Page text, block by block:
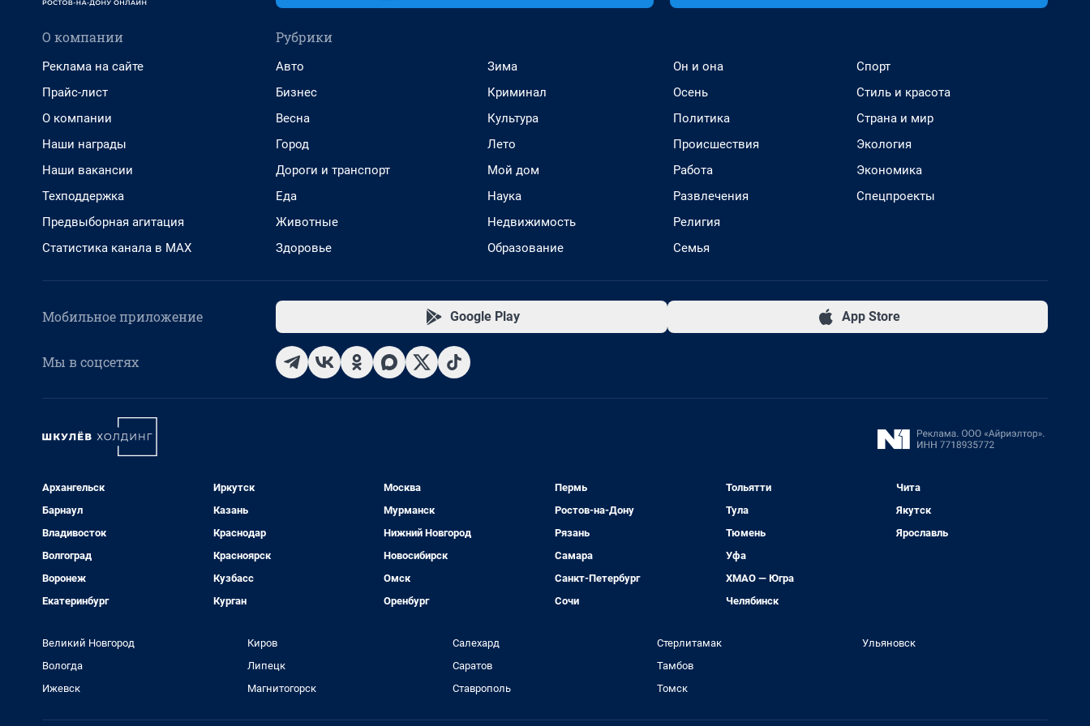
О компании
Реклама на сайте
Прайс-лист
О компании
Наши награды
Наши вакансии
Техподдержка
Предвыборная агитация
Статистика канала в MAX
Рубрики
Авто
Бизнес
Весна
Город
Дороги и транспорт
Еда
Животные
Здоровье
Зима
Криминал
Культура
Лето
Мой дом
Наука
Недвижимость
Образование
Он и она
Осень
Политика
Происшествия
Работа
Развлечения
Религия
Семья
Спорт
Стиль и красота
Страна и мир
Экология
Экономика
Спецпроекты
Мобильное приложение Google Play App Store
Мы в соцсетях
Архангельск
Барнаул
Владивосток
Волгоград
Воронеж
Екатеринбург
Иркутск
Казань
Краснодар
Красноярск
Кузбасс
Курган
Москва
Мурманск
Нижний Новгород
Новосибирск
Омск
Оренбург
Пермь
Ростов-на-Дону
Рязань
Самара
Санкт-Петербург
Сочи
Тольятти
Тула
Тюмень
Уфа
ХМАО — Югра
Челябинск
Чита
Якутск
Ярославль
Великий Новгород
Вологда
Ижевск
Киров
Липецк
Магнитогорск
Салехард
Саратов
Ставрополь
Стерлитамак
Тамбов
Томск
Ульяновск